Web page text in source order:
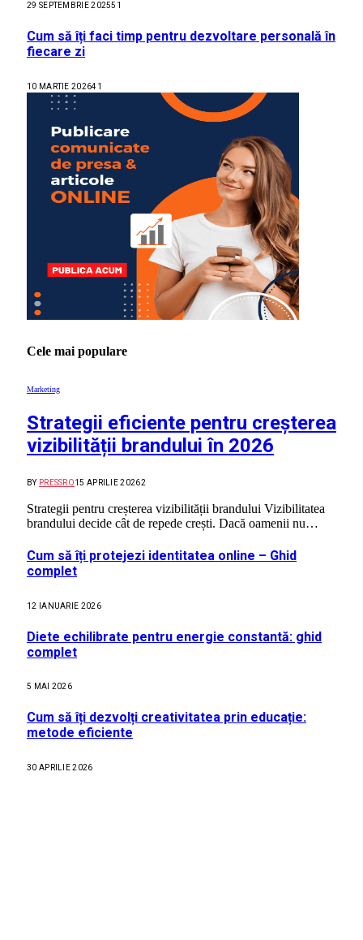
29 SEPTEMBRIE 202551
Cum să îți faci timp pentru dezvoltare personală în
fiecare zi
10 MARTIE 202641
Cele mai populare
Marketing
Strategii eficiente pentru creșterea
vizibilității brandului în 2026
BY PRESSRO15 APRILIE 20262
Strategii pentru creșterea vizibilității brandului Vizibilitatea
brandului decide cât de repede crești. Dacă oamenii nu…
Cum să îți protejezi identitatea online – Ghid
complet
12 IANUARIE 2026
Diete echilibrate pentru energie constantă: ghid
complet
5 MAI 2026
Cum să îți dezvolți creativitatea prin educație:
metode eficiente
30 APRILIE 2026